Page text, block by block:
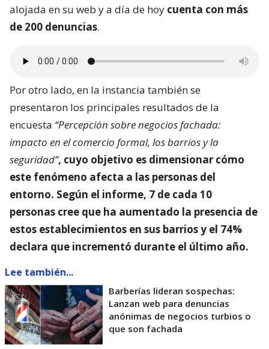
alojada en su web y a día de hoy cuenta con más
de 200 denuncias.
Por otro lado, en la instancia también se
presentaron los principales resultados de la
encuesta “Percepción sobre negocios fachada:
impacto en el comercio formal, los barrios y la
seguridad”, cuyo objetivo es dimensionar cómo
este fenómeno afecta a las personas del
entorno. Según el informe, 7 de cada 10
personas cree que ha aumentado la presencia de
estos establecimientos en sus barrios y el 74%
declara que incrementó durante el último año.
Lee también...
Barberías lideran sospechas:
Lanzan web para denuncias
anónimas de negocios turbios o
que son fachada